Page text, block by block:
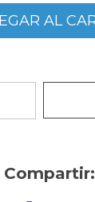
Compartir: